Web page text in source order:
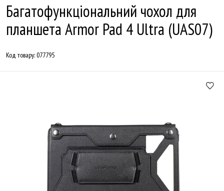
Багатофункціональний чохол для
планшета Armor Pad 4 Ultra (UAS07)
Код товару:077795